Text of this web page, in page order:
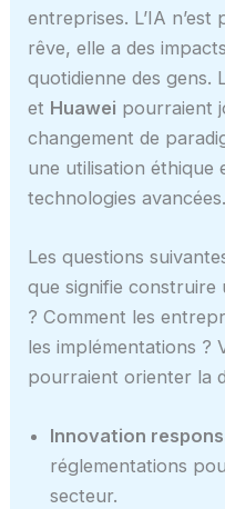
entreprises. L’IA
rêve, elle a des
quotidienne des gens.
et Huawei pourraient
changement de
une utilisation éthique
technologies avancées.
Les questions
que signifie construire
? Comment les
les implémentations ?
pourraient orienter la
Innovation
réglementations
secteur.